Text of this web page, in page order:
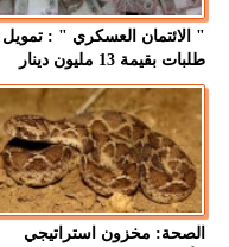
" الائتمان العسكري " : تمويل
طلبات بقيمة 13 مليون دينار
الصحة: مخزون استراتيجي